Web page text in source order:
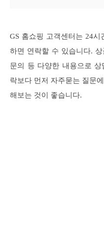
GS 홈쇼핑 고객센터는 24
하면 연락할 수 있습니다.
문의 등 다양한 내용으로
락보다 먼저 자주묻는 질문
해보는 것이 좋습니다.